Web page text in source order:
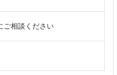
ご相談ください